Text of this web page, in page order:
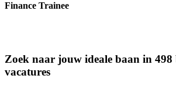
Finance Trainee
Zoek naar jouw ideale baan in 498
vacatures